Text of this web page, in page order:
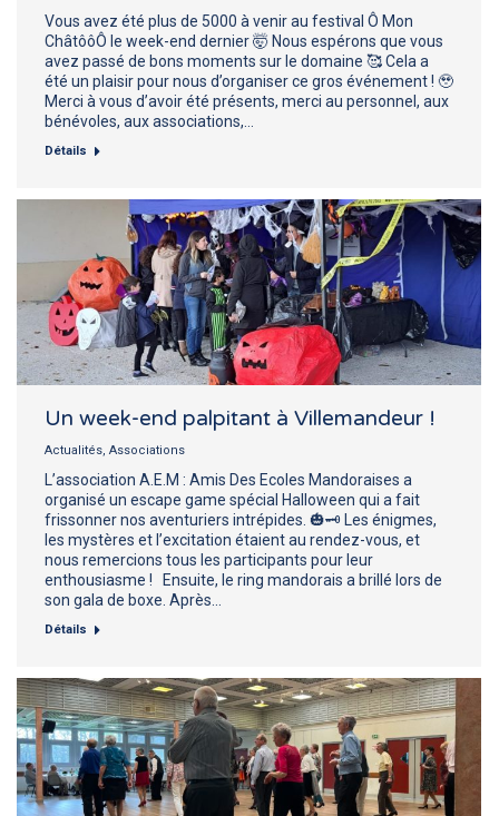
Vous avez été plus de 5000 à venir au festival Ô Mon
ChâtôôÔ le week-end dernier 🤯 Nous espérons que vous
avez passé de bons moments sur le domaine 🥰 Cela a
été un plaisir pour nous d’organiser ce gros événement ! 🥹
Merci à vous d’avoir été présents, merci au personnel, aux
bénévoles, aux associations,…
Détails
Un week-end palpitant à Villemandeur !
Actualités, Associations
L’association A.E.M : Amis Des Ecoles Mandoraises a
organisé un escape game spécial Halloween qui a fait
frissonner nos aventuriers intrépides. 🎃🗝️ Les énigmes,
les mystères et l’excitation étaient au rendez-vous, et
nous remercions tous les participants pour leur
enthousiasme ! Ensuite, le ring mandorais a brillé lors de
son gala de boxe. Après…
Détails